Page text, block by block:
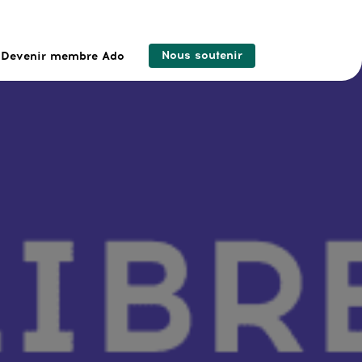
Devenir membre Ado Nous soutenir